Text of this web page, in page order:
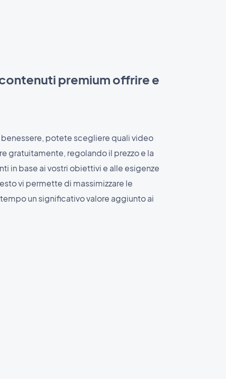
premium offrire e
potete scegliere quali video
gratuitamente, regolando il prezzo e la
in base ai vostri obiettivi e alle esigenze
vi permette di massimizzare le
un significativo valore aggiunto ai